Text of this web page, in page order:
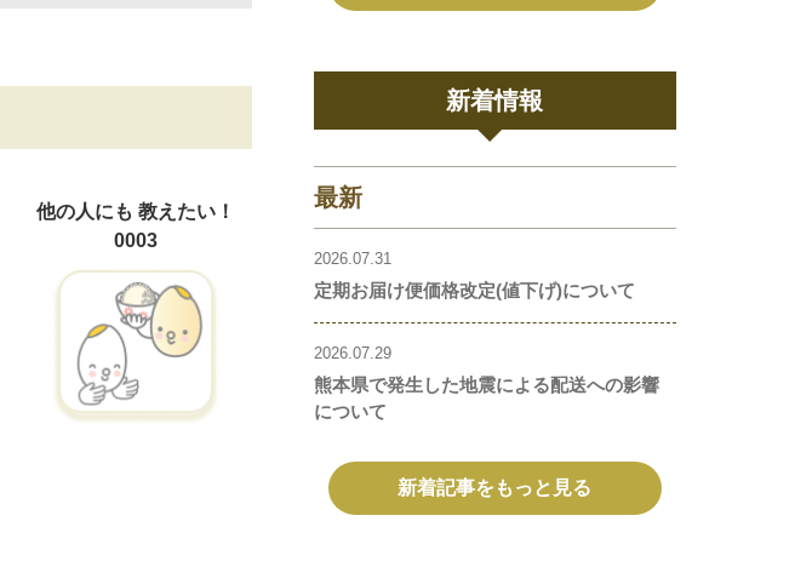
他の人にも 教えたい！
0003
新着情報
最新
2026.07.31
定期お届け便価格改定(値下げ)について
2026.07.29
熊本県で発生した地震による配送への影響
について
新着記事をもっと見る